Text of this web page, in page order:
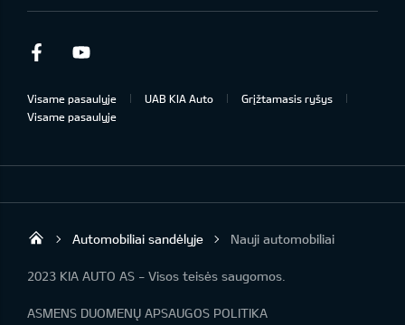
Facebook
Visame pasaulyje UAB KIA Auto
Grįžtamasis ryšys
Visame pasaulyje
UAB „Kia Auto“
Automobiliai sandėlyje Nauji automobiliai
2023 KIA AUTO AS - Visos teisės saugomos.
ASMENS DUOMENŲ APSAUGOS POLITIKA